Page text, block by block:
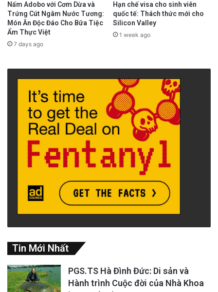
đồng sinh viên LGBTQ đều ở đó để hỗ trợ lẫn
nhau.
trong khi cầm bảng hiệu và kêu gào, hy vọng
tiếng nói của họ giờ đây được lắng nghe.
SFUSD hôm thứ Năm đã gửi một lá thư cho
các học sinh trung học cơ sở và trung học phổ
thông nói rằng họ tự hào về những học sinh đã
đứng lên.
Nấm Adobo với Cơm Dừa và
Trứng Cút Ngâm Nước Tương:
Món Ăn Độc Đáo Cho Bữa Tiệc
Ẩm Thực Việt
7 days ago
Hạn chế visa cho sinh viên
quốc tế: Thách thức mới cho
Silicon Valley
1 week ago
Tin Mới Nhất
PGS.TS Hà Đình Đức: Di sản và
Hành trình Cuộc đời của Nhà Khoa